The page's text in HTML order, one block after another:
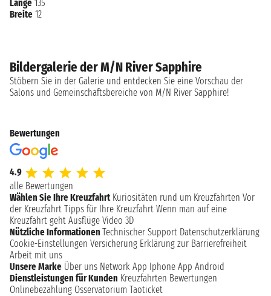
Länge 135
Breite 12
Bildergalerie der M/N River Sapphire
Stöbern Sie in der Galerie und entdecken Sie eine Vorschau der
Salons und Gemeinschaftsbereiche von M/N River Sapphire!
Bewertungen
4.9
alle Bewertungen
Wählen Sie Ihre Kreuzfahrt Kuriositäten rund um Kreuzfahrten Vor
der Kreuzfahrt Tipps für Ihre Kreuzfahrt Wenn man auf eine
Kreuzfahrt geht Ausflüge Video 3D
Nützliche Informationen Technischer Support Datenschutzerklärung
Cookie-Einstellungen Versicherung Erklärung zur Barrierefreiheit
Arbeit mit uns
Unsere Marke Über uns Network App Iphone App Android
Dienstleistungen für Kunden Kreuzfahrten Bewertungen
Onlinebezahlung Osservatorium Taoticket